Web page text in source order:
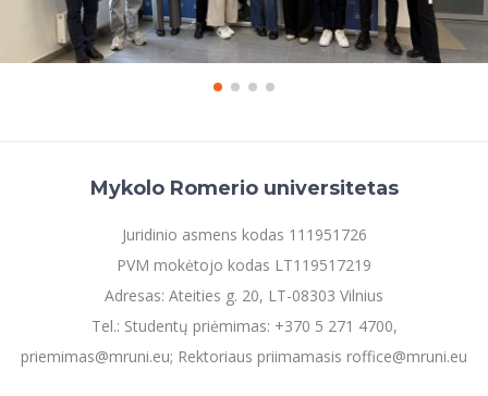
Mykolo Romerio universitetas
Juridinio asmens kodas 111951726
PVM mokėtojo kodas LT119517219
Adresas: Ateities g. 20, LT-08303 Vilnius
Tel.: Studentų priėmimas: +370 5 271 4700,
priemimas@mruni.eu; Rektoriaus priimamasis roffice@mruni.eu